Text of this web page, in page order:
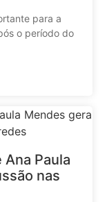
para a
o período do
Paula
nas